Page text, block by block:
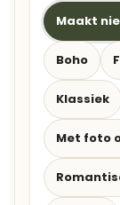
Maakt
Boho
Klassiek
Met foto